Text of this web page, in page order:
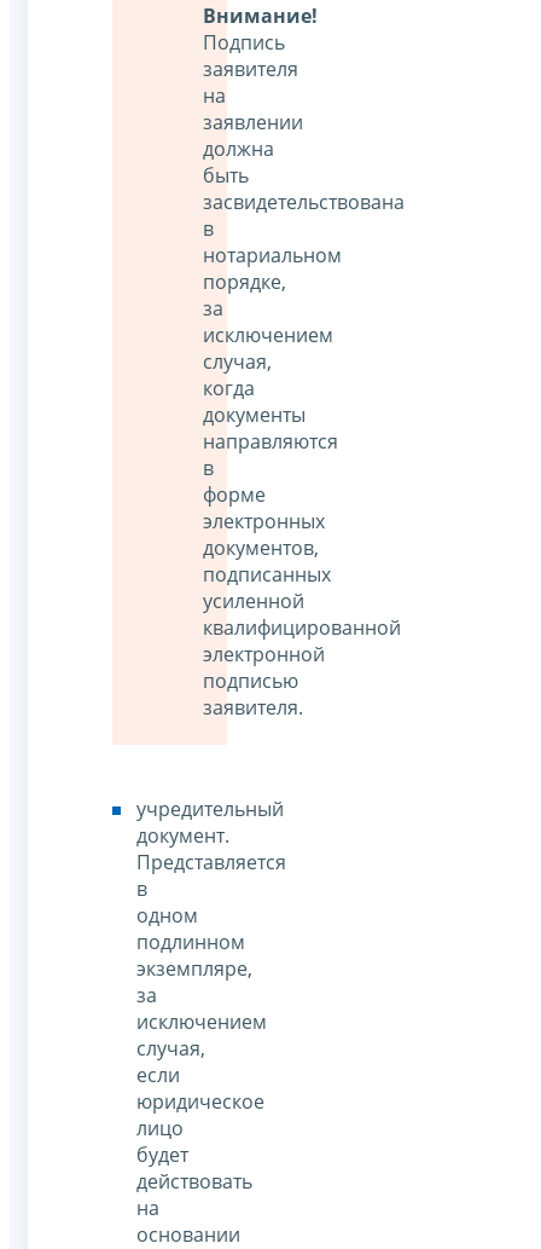
Внимание!
Подпись
заявителя
на
заявлении
должна
быть
засвидетельствована
в
нотариальном
порядке,
за
исключением
случая,
когда
документы
направляются
в
форме
электронных
документов,
подписанных
усиленной
квалифицированной
электронной
подписью
заявителя.
учредительный
документ.
Представляется
в
одном
подлинном
экземпляре,
за
исключением
случая,
если
юридическое
лицо
будет
действовать
на
основании